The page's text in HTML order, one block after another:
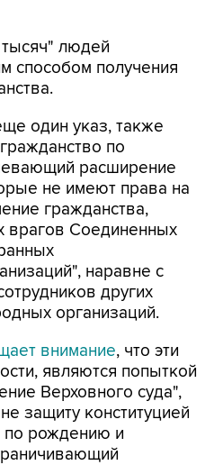
людей
способом получения
один указ, также
по
расширение
не имеют права на
гражданства,
врагов Соединенных
наравне с
других
организаций.
внимание, что эти
являются попыткой
Верховного суда",
защиту конституцией
по рождению и